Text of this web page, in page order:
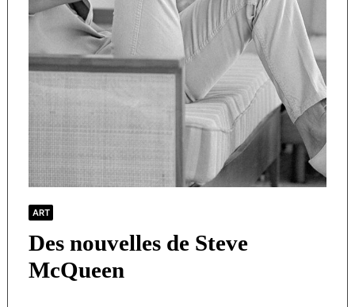
ART
Des nouvelles de Steve
McQueen